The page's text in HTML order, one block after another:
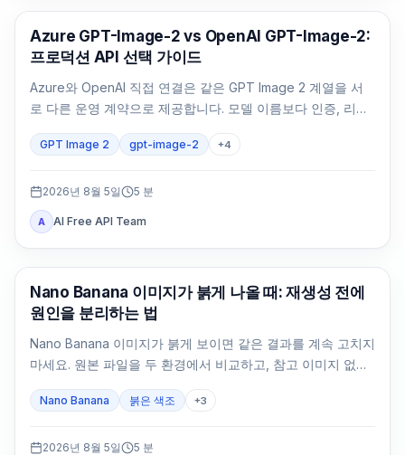
AI 이미지 생성
Azure GPT-Image-2 vs OpenAI GPT-Image-2:
프로덕션 API 선택 가이드
Azure와 OpenAI 직접 연결은 같은 GPT Image 2 계열을 서
로 다른 운영 계약으로 제공합니다. 모델 이름보다 인증, 리전,
청구, 쿼터, 형식, 지원 주체를 먼저 비교해야 합니다.
GPT Image 2 gpt-image-2 +4
2026년 8월 5일 5 분
A AI Free API Team
AI 이미지 생성
Nano Banana 이미지가 붉게 나올 때: 재생성 전에
원인을 분리하는 법
Nano Banana 이미지가 붉게 보이면 같은 결과를 계속 고치지
마세요. 원본 파일을 두 환경에서 비교하고, 참고 이미지 없는
Nano Banana 붉은 색조 +3
2026년 8월 5일 5 분